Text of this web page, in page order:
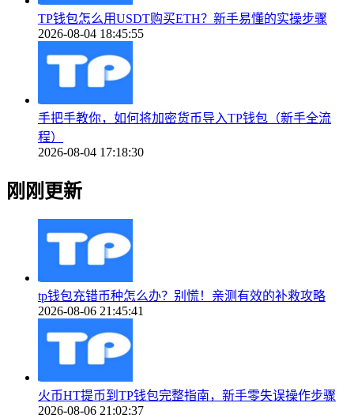
TP钱包怎么用USDT购买ETH？新手易懂的实操步骤
2026-08-04 18:45:55
手把手教你，如何将加密货币导入TP钱包（新手全流
程）
2026-08-04 17:18:30
刚刚更新
tp钱包充错币种怎么办？别慌！亲测有效的补救攻略
2026-08-06 21:45:41
火币HT提币到TP钱包完整指南，新手零失误操作步骤
2026-08-06 21:02:37